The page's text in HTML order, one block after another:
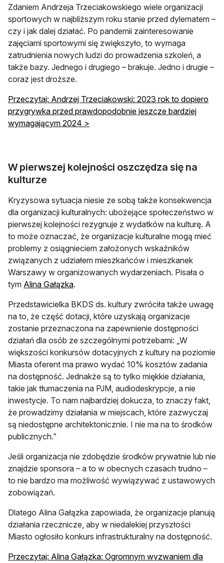
Zdaniem Andrzeja Trzeciakowskiego wiele organizacji
sportowych w najbliższym roku stanie przed dylematem –
czy i jak dalej działać. Po pandemii zainteresowanie
zajęciami sportowymi się zwiększyło, to wymaga
zatrudnienia nowych ludzi do prowadzenia szkoleń, a
także bazy. Jednego i drugiego – brakuje. Jedno i drugie –
coraz jest droższe.
Przeczytaj: Andrzej Trzeciakowski: 2023 rok to dopiero
przygrywka przed prawdopodobnie jeszcze bardziej
wymagającym 2024 >
W pierwszej kolejności oszczędza się na
kulturze
Kryzysowa sytuacja niesie ze sobą także konsekwencja
dla organizacji kulturalnych: ubożejące społeczeństwo w
pierwszej kolejności rezygnuje z wydatków na kulturę. A
to może oznaczać, że organizacje kulturalne mogą mieć
problemy z osiągnieciem założonych wskaźników
związanych z udziałem mieszkańców i mieszkanek
Warszawy w organizowanych wydarzeniach. Pisała o
tym Alina Gałązka.
Przedstawicielka BKDS ds. kultury zwróciła także uwagę
na to, że część dotacji, które uzyskają organizacje
zostanie przeznaczona na zapewnienie dostępności
działań dla osób ze szczególnymi potrzebami: „W
większości konkursów dotacyjnych z kultury na poziomie
Miasta oferent ma prawo wydać 10% kosztów zadania
na dostępność. Jednakże są to tylko miękkie działania,
takie jak tłumaczenia na PJM, audiodeskrypcje, a nie
inwestycje. To nam najbardziej dokucza, to znaczy fakt,
że prowadzimy działania w miejscach, które zazwyczaj
są niedostępne architektonicznie. I nie ma na to środków
publicznych.”
Jeśli organizacja nie zdobędzie środków prywatnie lub nie
znajdzie sponsora – a to w obecnych czasach trudno –
to nie bardzo ma możliwość wywiązywać z ustawowych
zobowiązań.
Dlatego Alina Gałązka zapowiada, że organizacje planują
działania rzecznicze, aby w niedalekiej przyszłości
Miasto ogłosiło konkurs infrastrukturalny na dostępność.
Przeczytaj: Alina Gałązka: Ogromnym wyzwaniem dla